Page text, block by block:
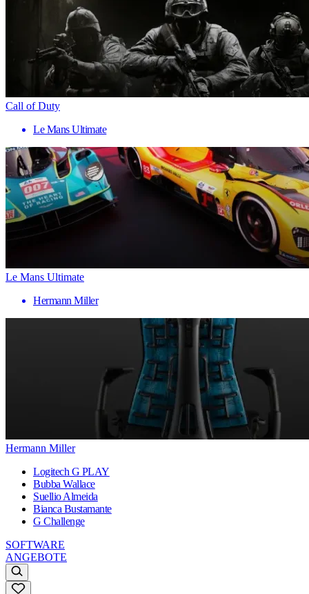
Call of Duty
Le Mans Ultimate
Le Mans Ultimate
Hermann Miller
Hermann Miller
Logitech G PLAY
Bubba Wallace
Suellio Almeida
Bianca Bustamante
G Challenge
SOFTWARE
ANGEBOTE